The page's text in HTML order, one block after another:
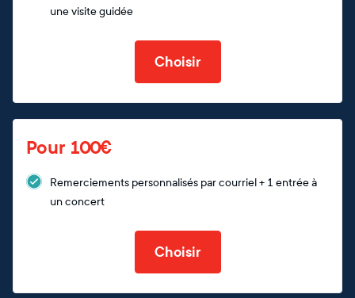
une visite guidée
Choisir
Pour 100€
Remerciements personnalisés par courriel + 1 entrée à
un concert
Choisir